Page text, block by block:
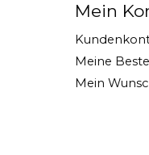
Mein
Meine
Mein